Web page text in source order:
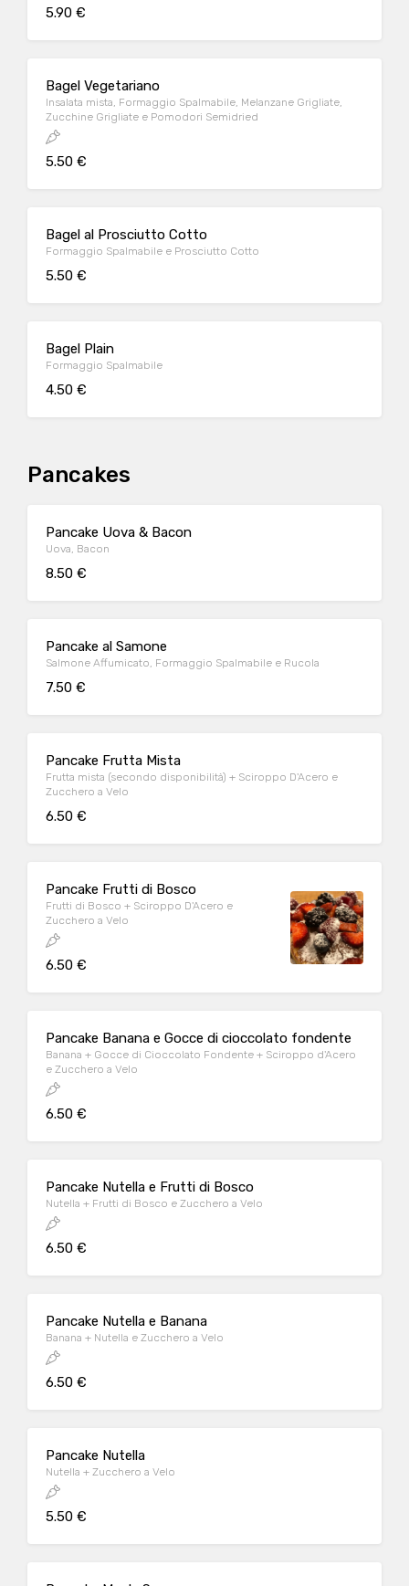
5.90 €
Bagel Vegetariano
Insalata mista, Formaggio Spalmabile, Melanzane Grigliate,
Zucchine Grigliate e Pomodori Semidried
5.50 €
Bagel al Prosciutto Cotto
Formaggio Spalmabile e Prosciutto Cotto
5.50 €
Bagel Plain
Formaggio Spalmabile
4.50 €
Pancakes
Pancake Uova & Bacon
Uova, Bacon
8.50 €
Pancake al Samone
Salmone Affumicato, Formaggio Spalmabile e Rucola
7.50 €
Pancake Frutta Mista
Frutta mista (secondo disponibilità) + Sciroppo D'Acero e
Zucchero a Velo
6.50 €
Pancake Frutti di Bosco
Frutti di Bosco + Sciroppo D'Acero e
Zucchero a Velo
6.50 €
Pancake Banana e Gocce di cioccolato fondente
Banana + Gocce di Cioccolato Fondente + Sciroppo d'Acero
e Zucchero a Velo
6.50 €
Pancake Nutella e Frutti di Bosco
Nutella + Frutti di Bosco e Zucchero a Velo
6.50 €
Pancake Nutella e Banana
Banana + Nutella e Zucchero a Velo
6.50 €
Pancake Nutella
Nutella + Zucchero a Velo
5.50 €